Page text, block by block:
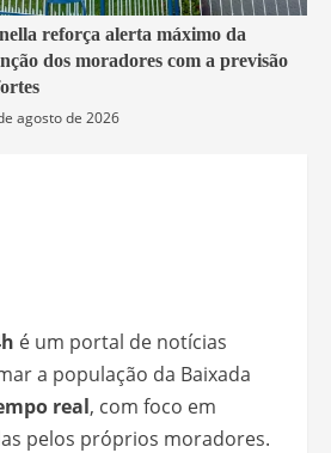
reforça alerta máximo da
dos moradores com a previsão
agosto de 2026
é um portal de notícias
a população da Baixada
real, com foco em
pelos próprios moradores.